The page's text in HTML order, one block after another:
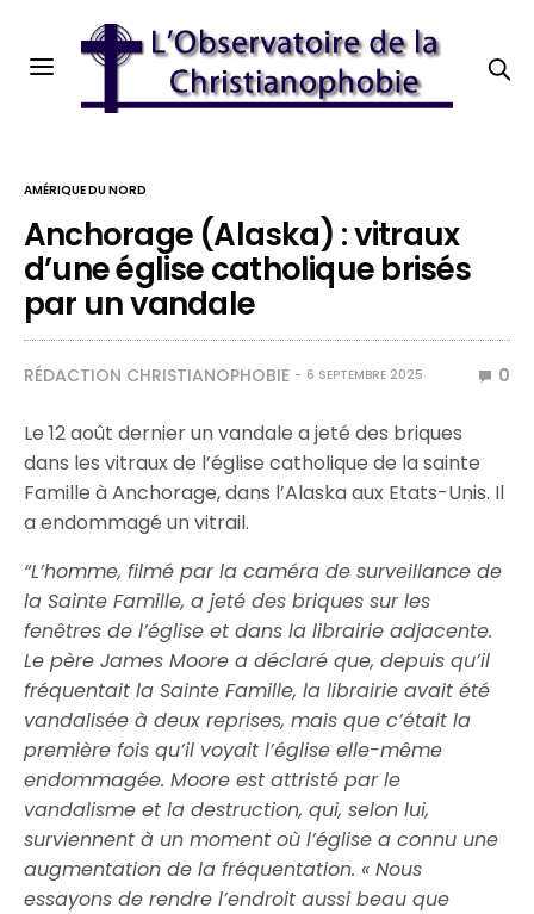
AMÉRIQUE DU NORD
Anchorage (Alaska) : vitraux
d’une église catholique brisés
par un vandale
RÉDACTION CHRISTIANOPHOBIE 6 SEPTEMBRE 2025 0
Le 12 août dernier un vandale a jeté des briques
dans les vitraux de l’église catholique de la sainte
Famille à Anchorage, dans l’Alaska aux Etats-Unis. Il
a endommagé un vitrail.
“L’homme, filmé par la caméra de surveillance de
la Sainte Famille, a jeté des briques sur les
fenêtres de l’église et dans la librairie adjacente.
Le père James Moore a déclaré que, depuis qu’il
fréquentait la Sainte Famille, la librairie avait été
vandalisée à deux reprises, mais que c’était la
première fois qu’il voyait l’église elle-même
endommagée.Moore est attristé par le
vandalisme et la destruction, qui, selon lui,
surviennent à un moment où l’église a connu une
augmentation de la fréquentation. « Nous
essayons de rendre l’endroit aussi beau que